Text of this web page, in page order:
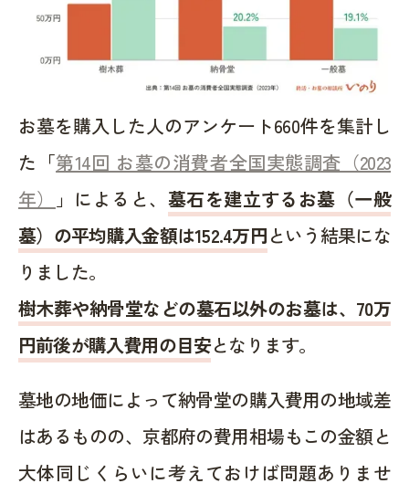
お墓を購入した人のアンケート660件を集計し
た「第14回 お墓の消費者全国実態調査（2023
年）
」によると、 墓石を建立するお墓（一般
墓）の平均購入金額は152.4万円という結果にな
りました。
樹木葬や納骨堂などの墓石以外のお墓は、70万
円前後が購入費用の目安となります。
墓地の地価によって納骨堂の購入費用の地域差
はあるものの、京都府の費用相場もこの金額と
大体同じくらいに考えておけば問題ありませ